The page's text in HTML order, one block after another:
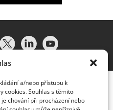
a/nebo přístupu k
cookies. Souhlas s těmito
chování při procházení nebo